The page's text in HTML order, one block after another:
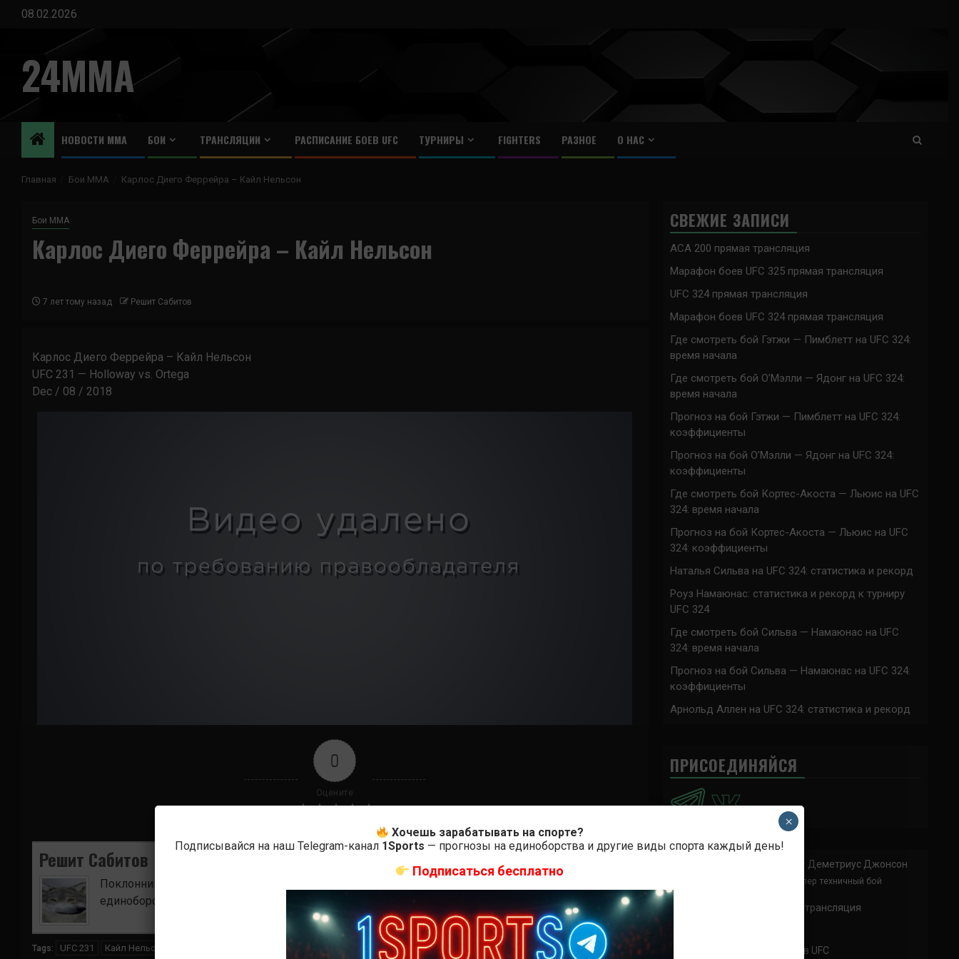
Перейти
содержимому
08.02.2026
24MMA
НОВОСТИ ММА БОИ ТРАНСЛЯЦИИ РАСПИСАНИЕ БОЕВ UFC ТУРНИРЫ FIGHTERS РАЗНОЕ О НАС
Главная Бои ММА Карлос Диего Феррейра – Кайл Нельсон
Бои ММА
Карлос Диего Феррейра – Кайл Нельсон
7 лет тому назад Решит Сабитов
Карлос Диего Феррейра – Кайл Нельсон
UFC 231 — Holloway vs. Ortega
Dec / 08 / 2018
0
Оцените
Решит Сабитов
Поклонник боевых искусств. Ищу для вас самые лучшие и актуальные события и мира
единоборств.
Tags: UFC 231 Кайл Нельсон
СВЕЖИЕ ЗАПИСИ
ACA 200 прямая трансляция
Марафон боев UFC 325 прямая трансляция
UFC 324 прямая трансляция
Марафон боев UFC 324 прямая трансляция
Где смотреть бой Гэтжи — Пимблетт на UFC 324:
время начала
Где смотреть бой О’Мэлли — Ядонг на UFC 324:
время начала
Прогноз на бой Гэтжи — Пимблетт на UFC 324:
коэффициенты
Прогноз на бой О’Мэлли — Ядонг на UFC 324:
коэффициенты
Где смотреть бой Кортес-Акоста — Льюис на UFC
324: время начала
Прогноз на бой Кортес-Акоста — Льюис на UFC
324: коэффициенты
Наталья Сильва на UFC 324: статистика и рекорд
Роуз Намаюнас: статистика и рекорд к турниру
UFC 324
Где смотреть бой Сильва — Намаюнас на UFC
324: время начала
Прогноз на бой Сильва — Намаюнас на UFC 324:
коэффициенты
Арнольд Аллен на UFC 324: статистика и рекорд
ПРИСОЕДИНЯЙСЯ
Доминик Круз — Деметриус Джонсон
Спасибо что выложили этот супер техничный бой
UFC 324 прямая трансляция
Расписание боев UFC
Хочешь зарабатывать на спорте?
Подписывайся на наш Telegram-канал 1Sports — прогнозы на единоборства и другие виды спорта каждый день!
Подписаться бесплатно
×